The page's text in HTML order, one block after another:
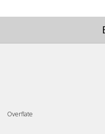
Overflate